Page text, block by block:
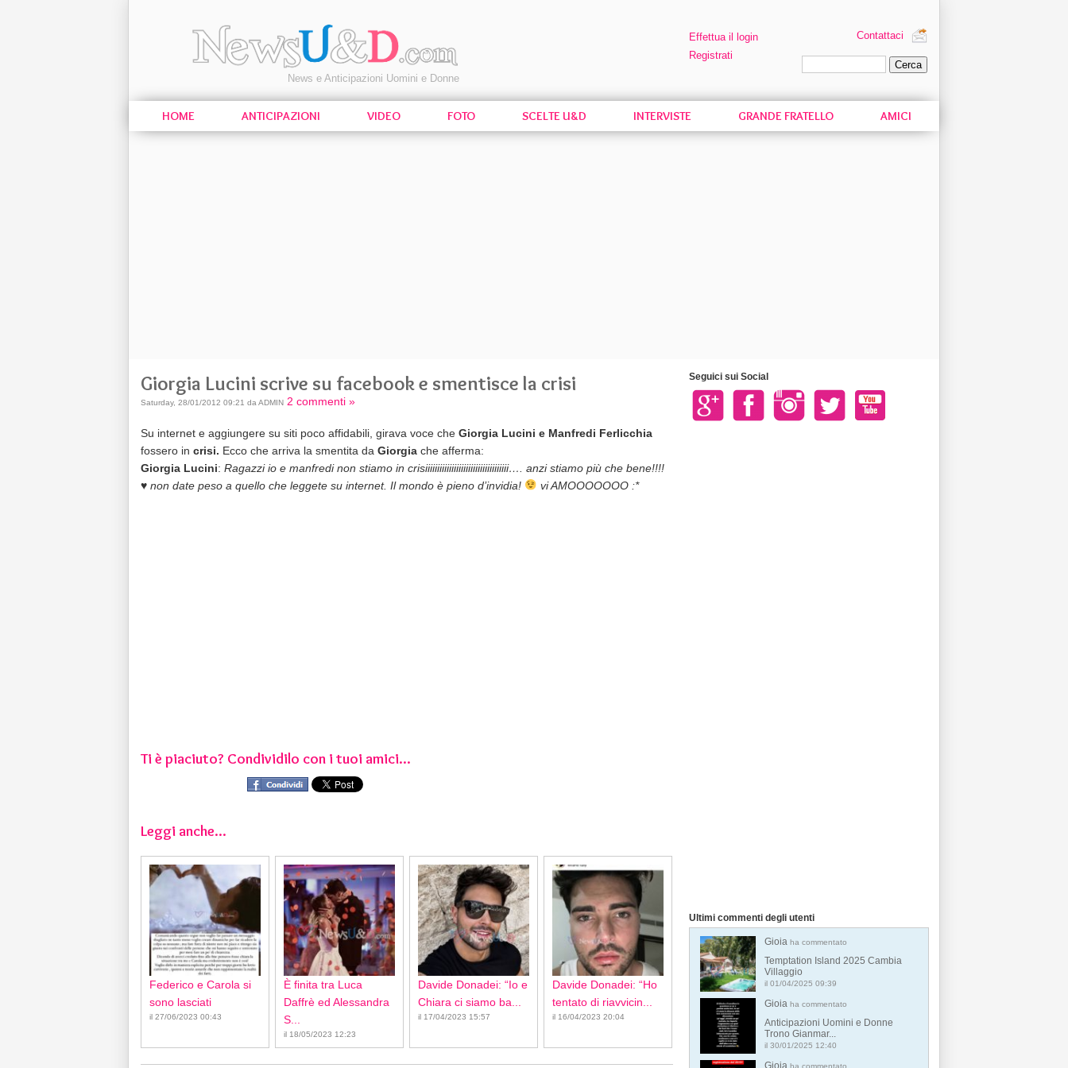
News e Anticipazioni Uomini e Donne
Effettua il login
Registrati
Contattaci
HOME ANTICIPAZIONI VIDEO FOTO SCELTE U&D INTERVISTE GRANDE FRATELLO AMICI
Giorgia Lucini scrive su facebook e smentisce la crisi
Saturday, 28/01/2012 09:21 da ADMIN 2 commenti »
Su internet e aggiungere su siti poco affidabili, girava voce che Giorgia Lucini e Manfredi Ferlicchia
fossero in crisi. Ecco che arriva la smentita da Giorgia che afferma:
Giorgia Lucini: Ragazzi io e manfredi non stiamo in crisiiiiiiiiiiiiiiiiiiiiiiiiiiiiiiiiiii…. anzi stiamo più che bene!!!!
♥ non date peso a quello che leggete su internet. Il mondo è pieno d’invidia! vi AMOOOOOOO :*
Ti è piaciuto? Condividilo con i tuoi amici...
Leggi anche...
Federico e Carola si
sono lasciati
il 27/06/2023 00:43
È finita tra Luca
Daffrè ed Alessandra
S...
il 18/05/2023 12:23
Davide Donadei: “Io e
Chiara ci siamo ba...
il 17/04/2023 15:57
Davide Donadei: “Ho
tentato di riavvicin...
il 16/04/2023 20:04
Seguici sui Social
Ultimi commenti degli utenti
Gioia ha commentato
Temptation Island 2025 Cambia
Villaggio
il 01/04/2025 09:39
Gioia ha commentato
Anticipazioni Uomini e Donne
Trono Gianmar...
il 30/01/2025 12:40
Gioia ha commentato